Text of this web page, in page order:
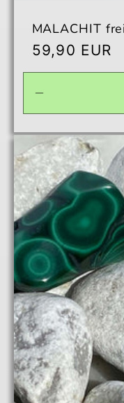
MALACHIT
Normaler
Preis
59,90 EUR
die
Menge
für
Default
Title